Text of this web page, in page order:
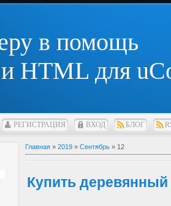
в помощь
HTML для
РЕГИСТРАЦИЯ ВХОД БЛОГ
Главная » 2019 » Сентябрь » 12
Купить